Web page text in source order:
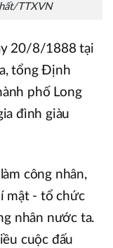
TTXVN
20/8/1888 tại
tổng Định
phố Long
đình giàu
công nhân,
mật - tổ chức
nhân nước ta.
cuộc đấu